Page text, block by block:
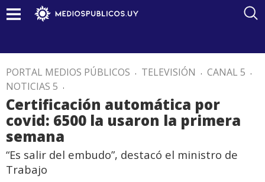
PORTAL MEDIOS PÚBLICOS . TELEVISIÓN . CANAL 5 .
NOTICIAS 5 .
Certificación automática por
covid: 6500 la usaron la primera
semana
“Es salir del embudo”, destacó el ministro de
Trabajo